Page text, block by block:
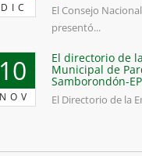
DIC
El Consejo
presentó...
10
NOV
El directorio de
Municipal de
Samborondón-
El Directorio de la